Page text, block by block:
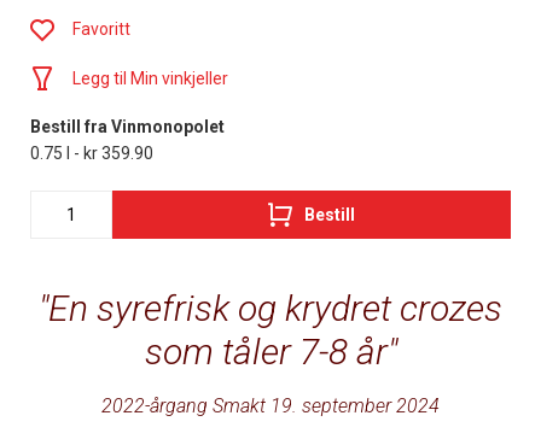
En syrefrisk og krydret crozes
som tåler 7-8 år
2022-årgang Smakt 19. september 2024
Favoritt
Legg til Min vinkjeller
Bestill fra Vinmonopolet
0.75 l - kr 359.90
Bestill